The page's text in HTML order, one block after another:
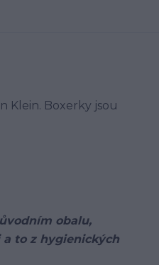
Klein. Boxerky jsou
obalu,
a to z hygienických